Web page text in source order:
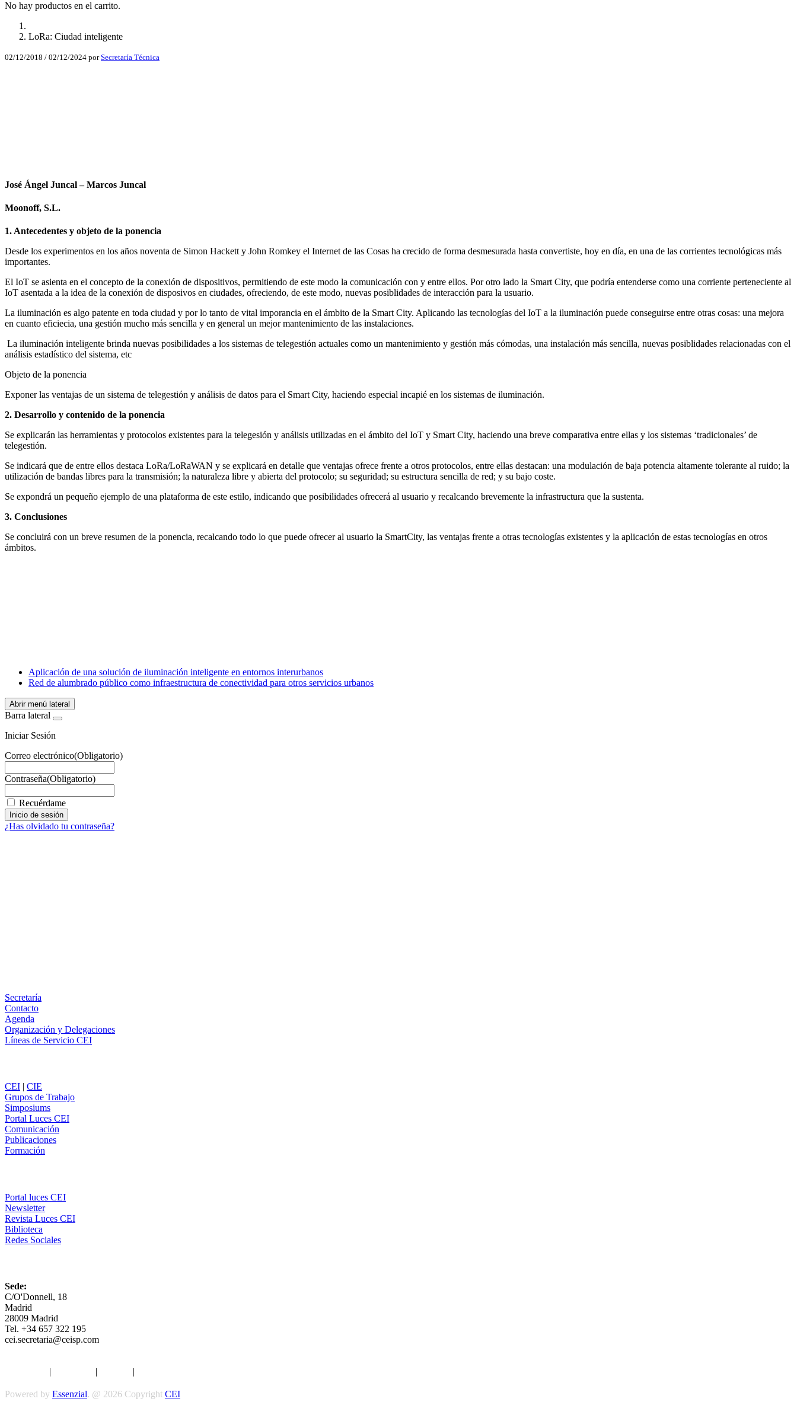
No hay productos en el carrito.
LoRa: Ciudad inteligente
02/12/2018 / 02/12/2024 porSecretaría Técnica
José Ángel Juncal – Marcos Juncal
Moonoff, S.L.
1. Antecedentes y objeto de la ponencia
Desde los experimentos en los años noventa de Simon Hackett y John Romkey el Internet de las Cosas ha crecido de forma desmesurada hasta convertiste, hoy en día, en una de las corrientes tecnológicas más
importantes.
El IoT se asienta en el concepto de la conexión de dispositivos, permitiendo de este modo la comunicación con y entre ellos. Por otro lado la Smart City, que podría entenderse como una corriente perteneciente al
IoT asentada a la idea de la conexión de disposivos en ciudades, ofreciendo, de este modo, nuevas posiblidades de interacción para la usuario.
La iluminación es algo patente en toda ciudad y por lo tanto de vital imporancia en el ámbito de la Smart City. Aplicando las tecnologías del IoT a la iluminación puede conseguirse entre otras cosas: una mejora
en cuanto eficiecia, una gestión mucho más sencilla y en general un mejor mantenimiento de las instalaciones.
La iluminación inteligente brinda nuevas posibilidades a los sistemas de telegestión actuales como un mantenimiento y gestión más cómodas, una instalación más sencilla, nuevas posiblidades relacionadas con el
análisis estadístico del sistema, etc
Objeto de la ponencia
Exponer las ventajas de un sistema de telegestión y análisis de datos para el Smart City, haciendo especial incapié en los sistemas de iluminación.
2. Desarrollo y contenido de la ponencia
Se explicarán las herramientas y protocolos existentes para la telegesión y análisis utilizadas en el ámbito del IoT y Smart City, haciendo una breve comparativa entre ellas y los sistemas ‘tradicionales’ de
telegestión.
Se indicará que de entre ellos destaca LoRa/LoRaWAN y se explicará en detalle que ventajas ofrece frente a otros protocolos, entre ellas destacan: una modulación de baja potencia altamente tolerante al ruido; la
utilización de bandas libres para la transmisión; la naturaleza libre y abierta del protocolo; su seguridad; su estructura sencilla de red; y su bajo coste.
Se expondrá un pequeño ejemplo de una plataforma de este estilo, indicando que posibilidades ofrecerá al usuario y recalcando brevemente la infrastructura que la sustenta.
3. Conclusiones
Se concluirá con un breve resumen de la ponencia, recalcando todo lo que puede ofrecer al usuario la SmartCity, las ventajas frente a otras tecnologías existentes y la aplicación de estas tecnologías en otros
ámbitos.
WhatsApp
Aplicación de una solución de iluminación inteligente en entornos interurbanos
Red de alumbrado público como infraestructura de conectividad para otros servicios urbanos
Abrir menú lateral
Barra lateral
Iniciar Sesión
Correo electrónico(Obligatorio)
Contraseña(Obligatorio)
Recuérdame
¿Has olvidado tu contraseña?
Secretaría
Contacto
Agenda
Organización y Delegaciones
Líneas de Servicio CEI
CEI | CIE
Grupos de Trabajo
Simposiums
Portal Luces CEI
Comunicación
Publicaciones
Formación
Portal luces CEI
Newsletter
Revista Luces CEI
Biblioteca
Redes Sociales
Sede:
C/O'Donnell, 18
Madrid
28009 Madrid
Tel. +34 657 322 195
cei.secretaria@ceisp.com
| | |
Powered by Essenzial. @ 2026 Copyright CEI